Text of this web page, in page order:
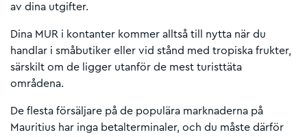
av dina utgifter.
Dina MUR i kontanter kommer alltså till nytta när du
handlar i småbutiker eller vid stånd med tropiska frukter,
särskilt om de ligger utanför de mest turisttäta
områdena.
De flesta försäljare på de populära marknaderna på
Mauritius har inga betalterminaler, och du måste därför